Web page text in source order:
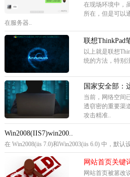
在现场环境中，
所在，但是可以
在服务器..
联想ThinkPad
以上就是联想
统的方法，特别
国家安全部：
当前，网络空间
透窃密的重要渠
攻击精准..
Win2008(IIS7)win200..
在 Win2008(iis 7.0)和Win2003(iis 6.0) 中，默认
网站首页关键
网站首页被篡改